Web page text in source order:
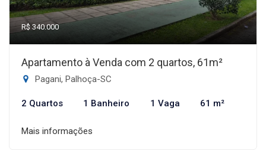
R$ 340.000
Apartamento à Venda com 2 quartos, 61m²
Pagani, Palhoça-SC
2 Quartos 1 Banheiro 1 Vaga 61 m²
Mais informações